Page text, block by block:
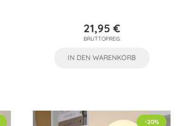
Preis
21,95 €
BRUTTOPREIS
IN DEN WARENKORB
-20%